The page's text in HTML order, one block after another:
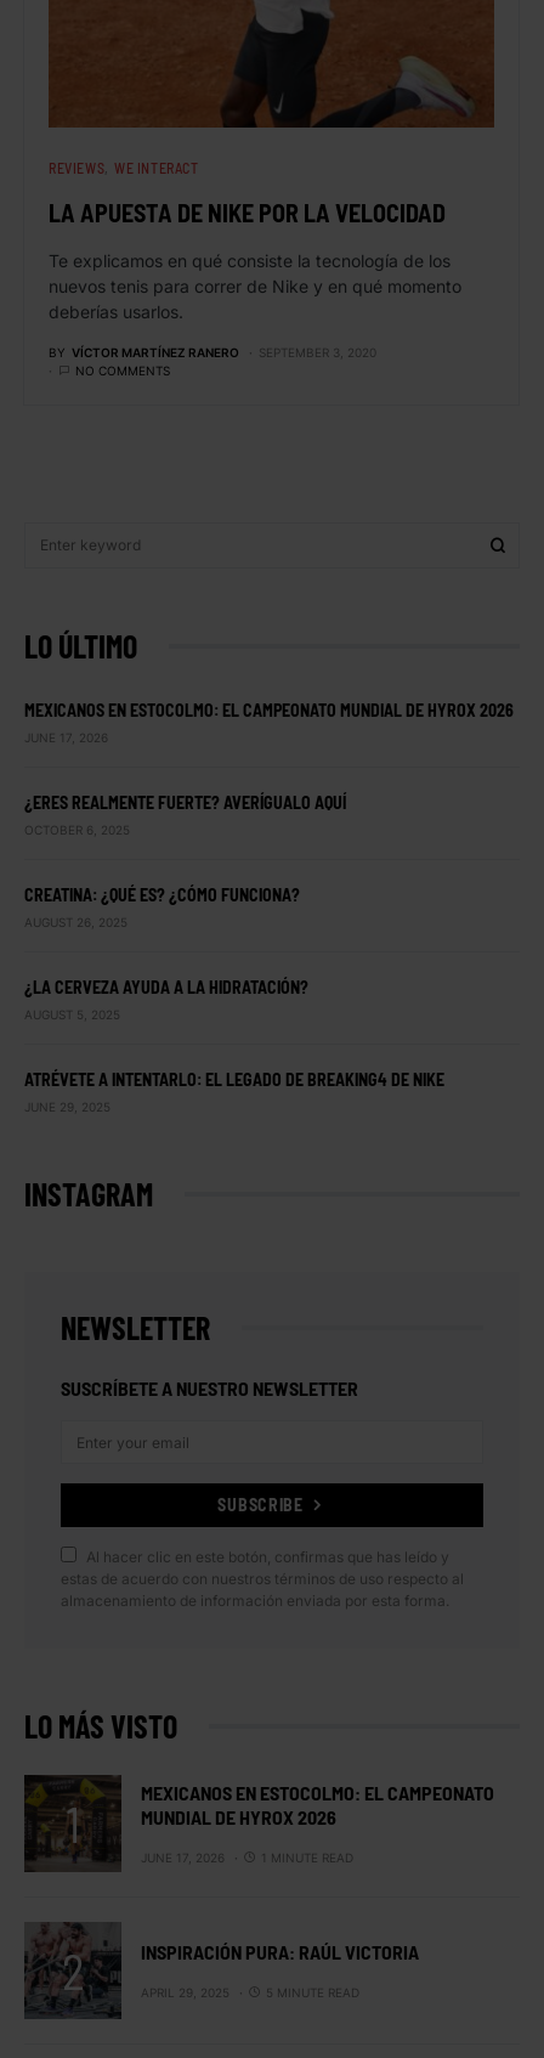
REVIEWS WE INTERACT
LA APUESTA DE NIKE POR LA VELOCIDAD
Te explicamos en qué consiste la tecnología de los
nuevos tenis para correr de Nike y en qué momento
deberías usarlos.
BY VÍCTOR MARTÍNEZ RANERO
SEPTEMBER 3, 2020
NO COMMENTS
LO ÚLTIMO
MEXICANOS EN ESTOCOLMO: EL CAMPEONATO MUNDIAL DE HYROX 2026
JUNE 17, 2026
¿ERES REALMENTE FUERTE? AVERÍGUALO AQUÍ
OCTOBER 6, 2025
CREATINA: ¿QUÉ ES? ¿CÓMO FUNCIONA?
AUGUST 26, 2025
¿LA CERVEZA AYUDA A LA HIDRATACIÓN?
AUGUST 5, 2025
ATRÉVETE A INTENTARLO: EL LEGADO DE BREAKING4 DE NIKE
JUNE 29, 2025
INSTAGRAM
NEWSLETTER
SUSCRÍBETE A NUESTRO NEWSLETTER
SUBSCRIBE
Al hacer clic en este botón, confirmas que has leído y
estas de acuerdo con nuestros términos de uso respecto al
almacenamiento de información enviada por esta forma.
LO MÁS VISTO
MEXICANOS EN ESTOCOLMO: EL CAMPEONATO
MUNDIAL DE HYROX 2026
JUNE 17, 2026 1 MINUTE READ
INSPIRACIÓN PURA: RAÚL VICTORIA
APRIL 29, 2025 5 MINUTE READ